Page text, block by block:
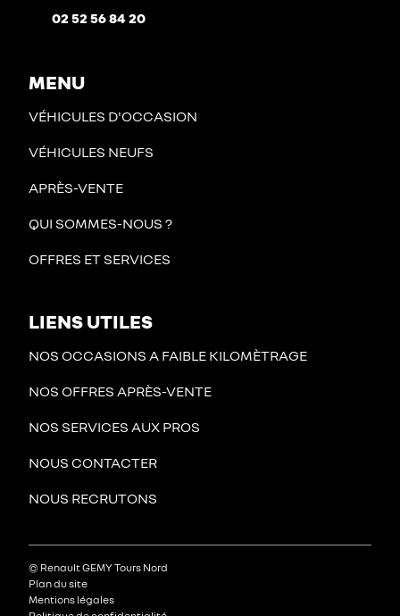
02 52 56 84 20
MENU
VÉHICULES D'OCCASION
VÉHICULES NEUFS
APRÈS-VENTE
QUI SOMMES-NOUS ?
OFFRES ET SERVICES
LIENS UTILES
NOS OCCASIONS A FAIBLE KILOMÈTRAGE
NOS OFFRES APRÈS-VENTE
NOS SERVICES AUX PROS
NOUS CONTACTER
NOUS RECRUTONS
© Renault GEMY Tours Nord
Plan du site
Mentions légales